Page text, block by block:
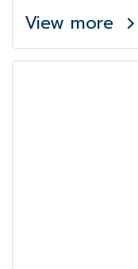
View more